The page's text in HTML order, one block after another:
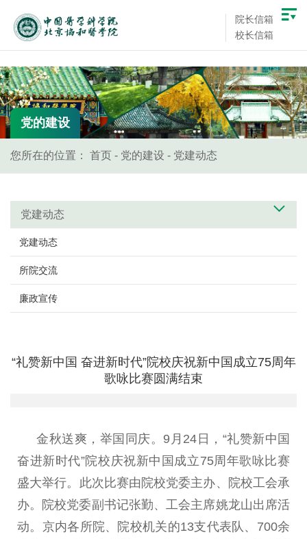
院长信箱
校长信箱
党的建设
您所在的位置： 首页 - 党的建设 - 党建动态
党建动态
党建动态
所院交流
廉政宣传
“礼赞新中国 奋进新时代”院校庆祝新中国成立75周年
歌咏比赛圆满结束
金秋送爽，举国同庆。 9 月 24 日 ， “礼赞新中国
奋进新时代”院校庆祝新中国成立 75周年歌咏比赛
盛大举行。 此次比赛由院校党委主办、院校工会承
办。院校党委副书记张勤、工会主席姚龙山出席活
动。 京内各所院、 院校机关的13支代表队 、 700余